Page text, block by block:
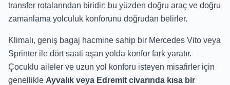
transfer rotalarından biridir; bu yüzden doğru araç ve doğru
zamanlama yolculuk konforunu doğrudan belirler.
Klimalı, geniş bagaj hacmine sahip bir Mercedes Vito veya
Sprinter ile dört saati aşan yolda konfor fark yaratır.
Çocuklu aileler ve uzun yol konforu isteyen misafirler için
genellikle Ayvalık veya Edremit civarında kısa bir